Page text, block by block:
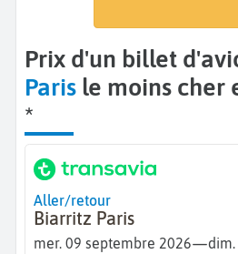
Prix d'un billet
Paris le moins cher
*
Aller/retour
Biarritz Paris
mer. 09 septembre 2026—